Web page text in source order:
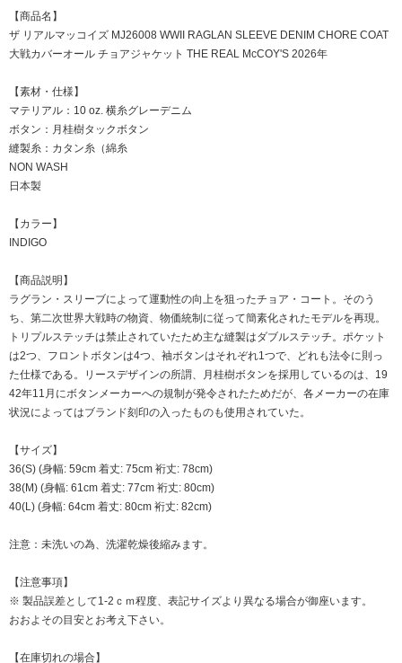
【商品名】
ザ リアルマッコイズ MJ26008 WWII RAGLAN SLEEVE DENIM CHORE COAT
大戦カバーオール チョアジャケット THE REAL McCOY'S 2026年
【素材・仕様】
マテリアル：10 oz. 横糸グレーデニム
ボタン：月桂樹タックボタン
縫製糸：カタン糸（綿糸
NON WASH
日本製
【カラー】
INDIGO
【商品説明】
ラグラン・スリーブによって運動性の向上を狙ったチョア・コート。そのう
ち、第二次世界大戦時の物資、物価統制に従って簡素化されたモデルを再現。
トリプルステッチは禁止されていたため主な縫製はダブルステッチ。ポケット
は2つ、フロントボタンは4つ、袖ボタンはそれぞれ1つで、どれも法令に則っ
た仕様である。リースデザインの所謂、月桂樹ボタンを採用しているのは、19
42年11月にボタンメーカーへの規制が発令されたためだが、各メーカーの在庫
状況によってはブランド刻印の入ったものも使用されていた。
【サイズ】
36(S) (身幅: 59cm 着丈: 75cm 裄丈: 78cm)
38(M) (身幅: 61cm 着丈: 77cm 裄丈: 80cm)
40(L) (身幅: 64cm 着丈: 80cm 裄丈: 82cm)
注意：未洗いの為、洗濯乾燥後縮みます。
【注意事項】
※ 製品誤差として1-2ｃｍ程度、表記サイズより異なる場合が御座います。
おおよその目安とお考え下さい。
【在庫切れの場合】